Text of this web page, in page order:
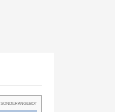
SONDERANGEBOT